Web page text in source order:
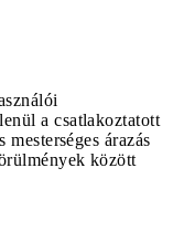
a csatlakoztatott
árazás
között